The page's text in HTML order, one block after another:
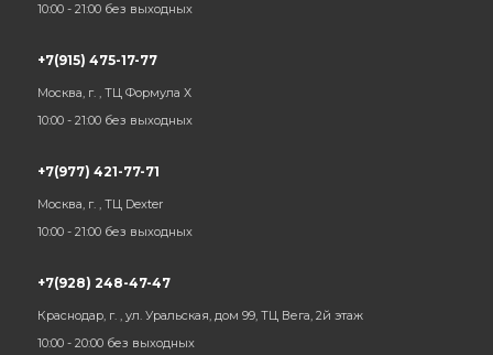
10:00 - 21:00 без выходных
+7(915) 475-17-77
Москва, г. , ТЦ Формула Х
10:00 - 21:00 без выходных
+7(977) 421-77-71
Москва, г. , ТЦ Dexter
10:00 - 21:00 без выходных
+7(928) 248-47-47
Краснодар, г. , ул. Уральская, дом 99, ТЦ Вега, 2й этаж
10:00 - 20:00 без выходных